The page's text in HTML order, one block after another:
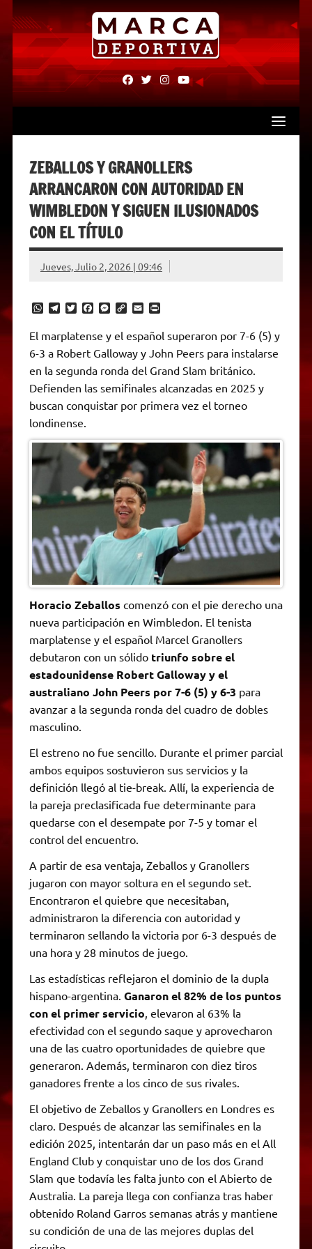
Skip
content
fab
fa-
fab
fa-
fab fab
ZEBALLOS Y GRANOLLERS
ARRANCARON CON AUTORIDAD EN
WIMBLEDON Y SIGUEN ILUSIONADOS
CON EL TÍTULO
Jueves, Julio 2, 2026 | 09:46
W
t
s
A
p
p
T
e
g
a
m
T
i
t
t
r
F
e
b
o
k
M
s
e
g
e
C
y
L
n
k
E
i
l
P
i
n
t
r
i
n
y
El marplatense y el español superaron por 7-6 (5) y
6-3 a Robert Galloway y John Peers para instalarse
en la segunda ronda del Grand Slam británico.
Defienden las semifinales alcanzadas en 2025 y
buscan conquistar por primera vez el torneo
londinense.
Horacio Zeballos comenzó con el pie derecho una
nueva participación en Wimbledon. El tenista
marplatense y el español Marcel Granollers
debutaron con un sólido triunfo sobre el
estadounidense Robert Galloway y el
australiano John Peers por 7-6 (5) y 6-3 para
avanzar a la segunda ronda del cuadro de dobles
masculino.
El estreno no fue sencillo. Durante el primer parcial
ambos equipos sostuvieron sus servicios y la
definición llegó al tie-break. Allí, la experiencia de
la pareja preclasificada fue determinante para
quedarse con el desempate por 7-5 y tomar el
control del encuentro.
A partir de esa ventaja, Zeballos y Granollers
jugaron con mayor soltura en el segundo set.
Encontraron el quiebre que necesitaban,
administraron la diferencia con autoridad y
terminaron sellando la victoria por 6-3 después de
una hora y 28 minutos de juego.
Las estadísticas reflejaron el dominio de la dupla
hispano-argentina. Ganaron el 82% de los puntos
con el primer servicio, elevaron al 63% la
efectividad con el segundo saque y aprovecharon
una de las cuatro oportunidades de quiebre que
generaron. Además, terminaron con diez tiros
ganadores frente a los cinco de sus rivales.
El objetivo de Zeballos y Granollers en Londres es
claro. Después de alcanzar las semifinales en la
edición 2025, intentarán dar un paso más en el All
England Club y conquistar uno de los dos Grand
Slam que todavía les falta junto con el Abierto de
Australia. La pareja llega con confianza tras haber
obtenido Roland Garros semanas atrás y mantiene
su condición de una de las mejores duplas del